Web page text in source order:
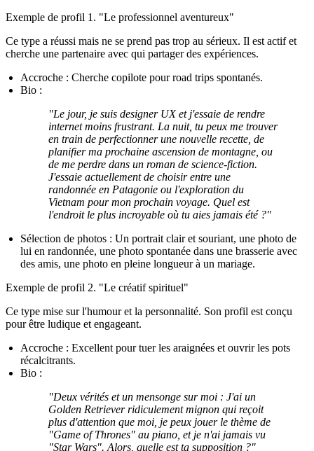
Exemple de profil 1. "Le professionnel aventureux"
Ce type a réussi mais ne se prend pas trop au sérieux. Il est actif et
cherche une partenaire avec qui partager des expériences.
Accroche : Cherche copilote pour road trips spontanés.
Bio :
"Le jour, je suis designer UX et j'essaie de rendre
internet moins frustrant. La nuit, tu peux me trouver
en train de perfectionner une nouvelle recette, de
planifier ma prochaine ascension de montagne, ou
de me perdre dans un roman de science-fiction.
J'essaie actuellement de choisir entre une
randonnée en Patagonie ou l'exploration du
Vietnam pour mon prochain voyage. Quel est
l'endroit le plus incroyable où tu aies jamais été ?"
Sélection de photos : Un portrait clair et souriant, une photo de
lui en randonnée, une photo spontanée dans une brasserie avec
des amis, une photo en pleine longueur à un mariage.
Exemple de profil 2. "Le créatif spirituel"
Ce type mise sur l'humour et la personnalité. Son profil est conçu
pour être ludique et engageant.
Accroche : Excellent pour tuer les araignées et ouvrir les pots
récalcitrants.
Bio :
"Deux vérités et un mensonge sur moi : J'ai un
Golden Retriever ridiculement mignon qui reçoit
plus d'attention que moi, je peux jouer le thème de
"Game of Thrones" au piano, et je n'ai jamais vu
"Star Wars". Alors, quelle est ta supposition ?"